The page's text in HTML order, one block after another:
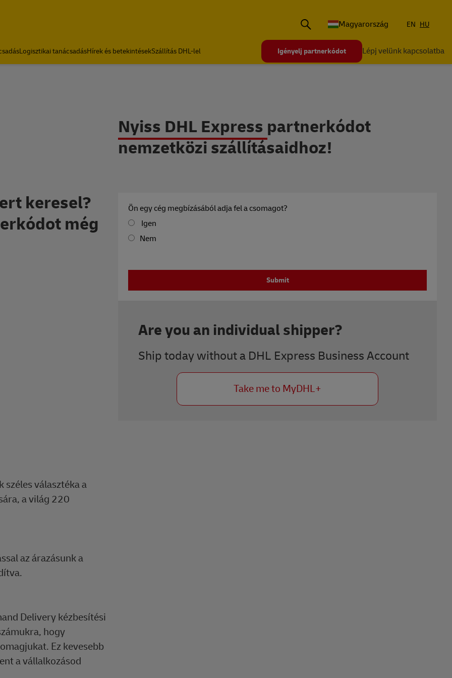
Magyarország EN HU
Logisztikai tanácsadásHírek és betekintésekSzállítás DHL-lel Igényelj partnerkódot Lépj velünk kapcsolatba
Nyiss DHL Express partnerkódot
nemzetközi szállításaidhoz!
keresel?
még
széles választéka a
a világ 220
az árazásunk a
Delivery kézbesítési
hogy
Ez kevesebb
a vállalkozásod
Ön egy cég megbízásából adja fel a csomagot?
Igen
Nem
Submit
Are you an individual shipper?
Ship today without a DHL Express Business Account
Take me to MyDHL+